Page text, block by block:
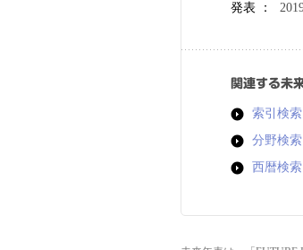
発表 ：
関連する未
索引検
分野検
西暦検